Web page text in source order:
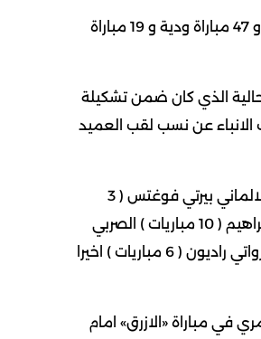
وكان اللاعب شارك مع «الازرق» في 6 مباريات ضمن كأس العرب و 15 مباراة ضمن كاس اسيا و 47 مباراة ودية و 19 مباراة
الذي كان ضمن تشكيلة
تداولته وكالات الانباء عن نسب لقب العميد
وعاصر نواف الخالدي 10 مدربين قادوا «الازرق» وهم التشيكي دوشان يورين ( مباراة واحدة ) الالماني بيرتي فوغتس ( 3
مباريات ) الكرواتي رادي ( 11 مباراة ) البرازيلي باولو كاربجياني ( مباراة واحدة ) الوطني محمد ابراهيم ( 10 مباريات ) الصربي
بوب سلوبدان ( 4 مباريات ) الروماني ميهاي ( 9 مباريات ) الوطني صالح زكريا ( 4 مباريات ) الكرواتي راديون ( 6 مباريات ) اخيرا
العمري في مباراة «الازرق» امام